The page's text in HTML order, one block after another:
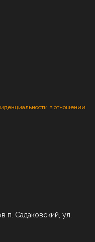
в отношении
п. Садаковский, ул.